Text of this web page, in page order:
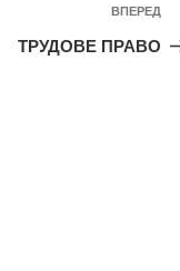
ВПЕРЕД
ТРУДОВЕ ПРАВО